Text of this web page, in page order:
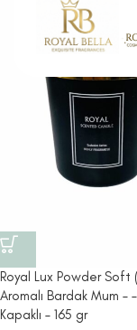
Royal Lux Powder Soft
Aromalı Bardak Mum –
Kapaklı – 165 gr